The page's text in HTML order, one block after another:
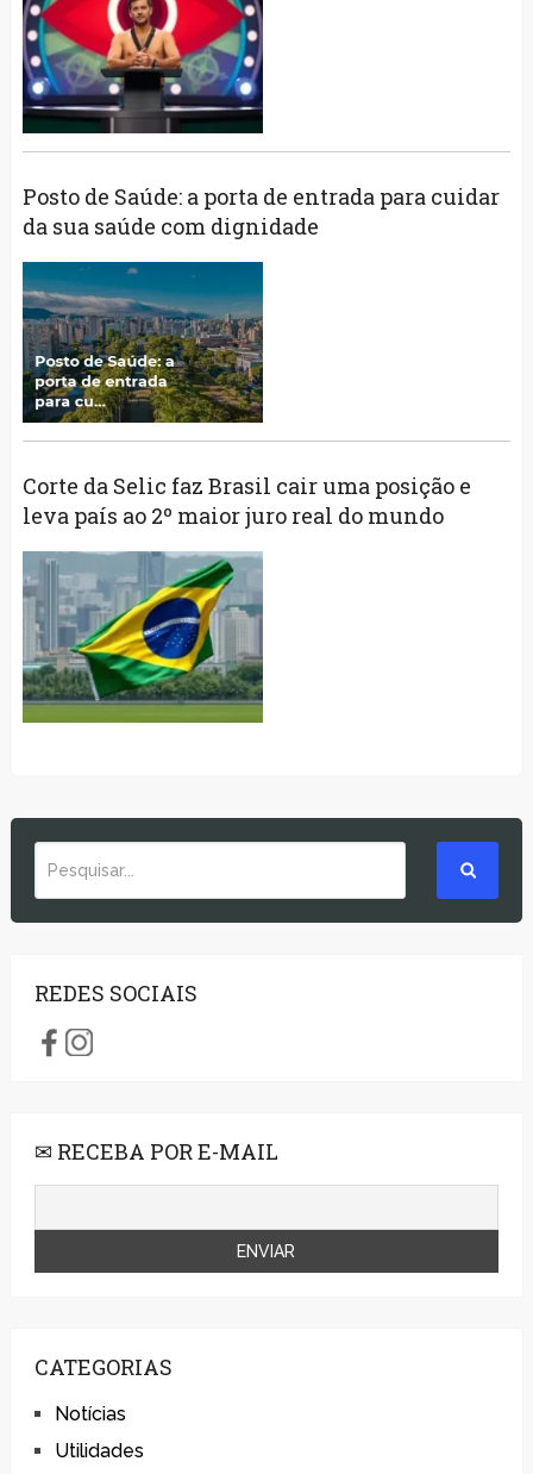
Posto de Saúde: a porta de entrada para cuidar
da sua saúde com dignidade
Corte da Selic faz Brasil cair uma posição e
leva país ao 2º maior juro real do mundo
REDES SOCIAIS
✉ RECEBA POR E-MAIL
CATEGORIAS
Notícias
Utilidades